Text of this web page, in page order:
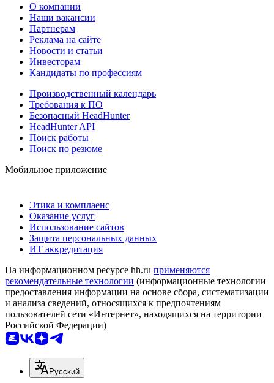
О компании
Наши вакансии
Партнерам
Реклама на сайте
Новости и статьи
Инвесторам
Кандидаты по профессиям
Производственный календарь
Требования к ПО
Безопасный HeadHunter
HeadHunter API
Поиск работы
Поиск по резюме
Мобильное приложение
Этика и комплаенс
Оказание услуг
Использование сайтов
Защита персональных данных
ИТ аккредитация
На информационном ресурсе hh.ru применяются
рекомендательные технологии (информационные технологии
предоставления информации на основе сбора, систематизации
и анализа сведений, относящихся к предпочтениям
пользователей сети «Интернет», находящихся на территории
Российской Федерации)
Русский